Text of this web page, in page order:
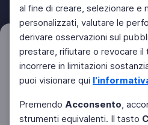
al fine di creare, selezionare e
personalizzati, valutare le
derivare osservazioni sul
prestare, rifiutare o revocare il
incorrere in limitazioni
puoi visionare qui
Premendo Acconsento,
strumenti equivalenti. Il tasto
Filtri